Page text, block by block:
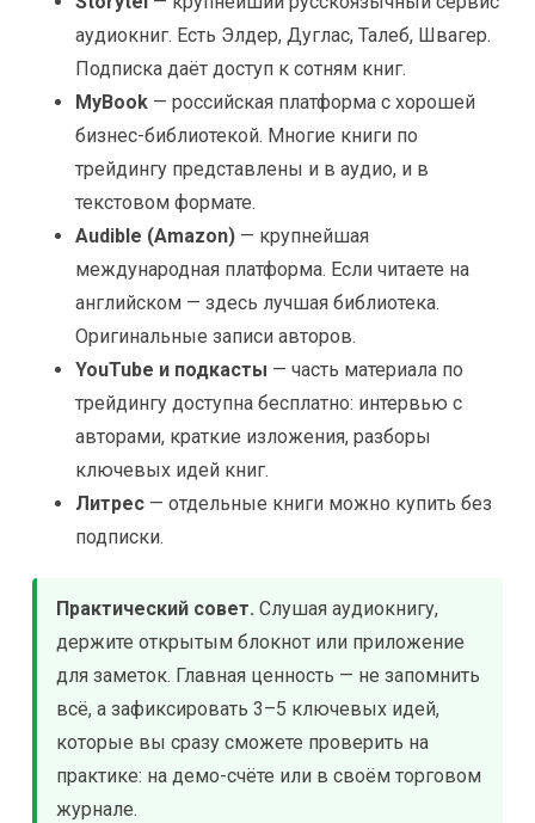
аудиокниг. Есть Элдер, Дуглас, Талеб, Швагер.
Подписка даёт доступ к сотням книг.
MyBook — российская платформа с хорошей
бизнес-библиотекой. Многие книги по
трейдингу представлены и в аудио, и в
текстовом формате.
Audible (Amazon) — крупнейшая
международная платформа. Если читаете на
английском — здесь лучшая библиотека.
Оригинальные записи авторов.
YouTube и подкасты — часть материала по
трейдингу доступна бесплатно: интервью с
авторами, краткие изложения, разборы
ключевых идей книг.
Литрес — отдельные книги можно купить без
подписки.
Практический совет. Слушая аудиокнигу,
держите открытым блокнот или приложение
для заметок. Главная ценность — не запомнить
всё, а зафиксировать 3–5 ключевых идей,
которые вы сразу сможете проверить на
практике: на демо-счёте или в своём торговом
журнале.